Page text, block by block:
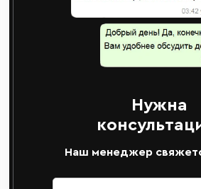
Нужна
Наш менеджер